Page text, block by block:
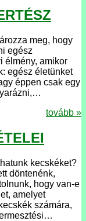
meg, hogy
egész
élmény, amikor
egész életünket
éppen csak egy
tovább »
kecskéket?
döntenénk,
hogy van-e
amelyet
számára,